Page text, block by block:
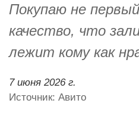
Покупаю не
качество, что
лежит кому как
7 июня 2026 г.
Источник: Авито